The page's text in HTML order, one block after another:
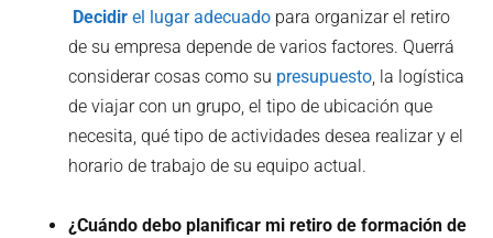
‍ Decidir el lugar adecuado para organizar el retiro
de su empresa depende de varios factores. Querrá
considerar cosas como su presupuesto, la logística
de viajar con un grupo, el tipo de ubicación que
necesita, qué tipo de actividades desea realizar y el
horario de trabajo de su equipo actual.
¿Cuándo debo planificar mi retiro de formación de